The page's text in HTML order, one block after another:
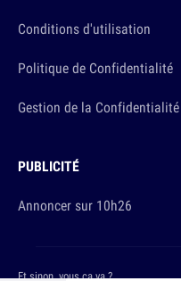
Conditions d'utilisation
Politique de Confidentialité
Gestion de la Confidentialité
PUBLICITÉ
Annoncer sur 10h26
Et sinon, vous ça va ?